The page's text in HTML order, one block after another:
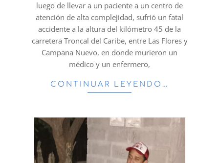
luego de llevar a un paciente a un centro de
atención de alta complejidad, sufrió un fatal
accidente a la altura del kilómetro 45 de la
carretera Troncal del Caribe, entre Las Flores y
Campana Nuevo, en donde murieron un
médico y un enfermero,
CONTINUAR LEYENDO…